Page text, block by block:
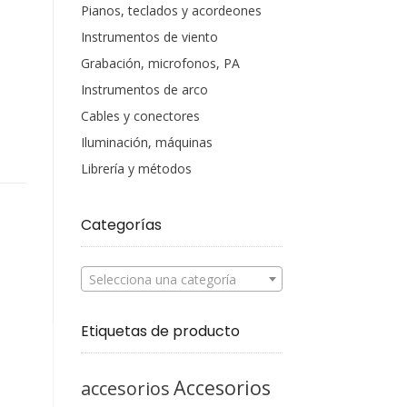
Pianos, teclados y acordeones
Instrumentos de viento
Grabación, microfonos, PA
Instrumentos de arco
Cables y conectores
Iluminación, máquinas
Librería y métodos
Categorías
Selecciona una categoría
Etiquetas de producto
accesoriosAccesorios